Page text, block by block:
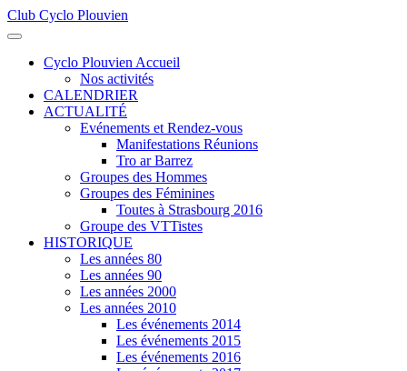
Club Cyclo Plouvien
Cyclo Plouvien Accueil
Nos activités
CALENDRIER
ACTUALITÉ
Evénements et Rendez-vous
Manifestations Réunions
Tro ar Barrez
Groupes des Hommes
Groupes des Féminines
Toutes à Strasbourg 2016
Groupe des VTTistes
HISTORIQUE
Les années 80
Les années 90
Les années 2000
Les années 2010
Les événements 2014
Les événements 2015
Les événements 2016
précédente
précédent
suivante
suivant